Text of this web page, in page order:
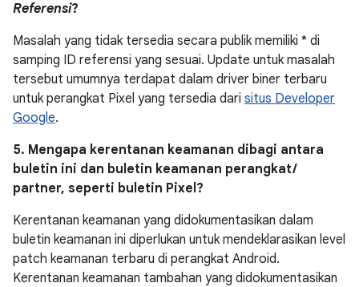
Referensi?
Masalah yang tidak tersedia secara publik memiliki * di
samping ID referensi yang sesuai. Update untuk masalah
tersebut umumnya terdapat dalam driver biner terbaru
untuk perangkat Pixel yang tersedia dari situs Developer
Google.
5. Mengapa kerentanan keamanan dibagi antara
buletin ini dan buletin keamanan perangkat /
partner, seperti buletin Pixel?
Kerentanan keamanan yang didokumentasikan dalam
buletin keamanan ini diperlukan untuk mendeklarasikan level
patch keamanan terbaru di perangkat Android.
Kerentanan keamanan tambahan yang didokumentasikan